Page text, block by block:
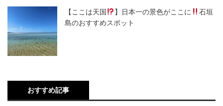
【ここは天国 】日本一の景色がここに
石垣
島のおすすめスポット
おすすめ記事